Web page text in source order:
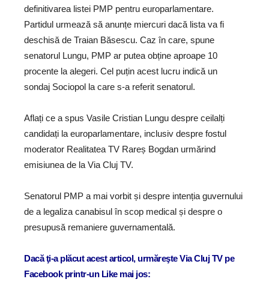
definitivarea listei PMP pentru europarlamentare.
Partidul urmează să anunțe miercuri dacă lista va fi
deschisă de Traian Băsescu. Caz în care, spune
senatorul Lungu, PMP ar putea obține aproape 10
procente la alegeri. Cel puțin acest lucru indică un
sondaj Sociopol la care s-a referit senatorul.
Aflați ce a spus Vasile Cristian Lungu despre ceilalți
candidați la europarlamentare, inclusiv despre fostul
moderator Realitatea TV Rareș Bogdan urmărind
emisiunea de la Via Cluj TV.
Senatorul PMP a mai vorbit și despre intenția guvernului
de a legaliza canabisul în scop medical și despre o
presupusă remaniere guvernamentală.
Dacă ţi-a plăcut acest articol, urmăreşte Via Cluj TV pe
Facebook printr-un Like mai jos: